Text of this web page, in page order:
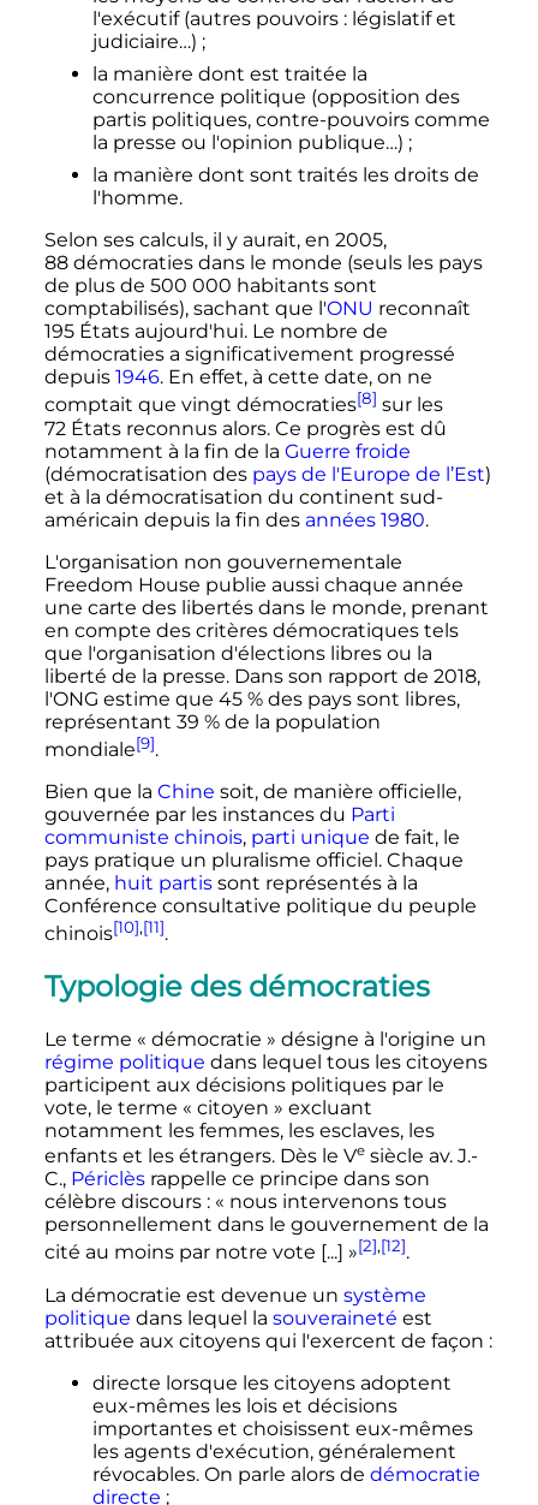
l'exécutif (autres pouvoirs : législatif et
judiciaire…) ;
la manière dont est traitée la
concurrence politique (opposition des
partis politiques, contre-pouvoirs comme
la presse ou l'opinion publique…) ;
la manière dont sont traités les droits de
l'homme.
Selon ses calculs, il y aurait, en 2005,
88 démocratiesdans le monde (seuls les pays
de plus de 500 000 habitants sont
comptabilisés), sachant que l'ONU reconnaît
195 Étatsaujourd'hui. Le nombre de
démocraties a significativement progressé
depuis 1946. En effet, à cette date, on ne
comptait que vingt démocraties[8] sur les
72 Étatsreconnus alors. Ce progrès est dû
notamment à la fin de la Guerre froide
(démocratisation des pays de l'Europe de l’Est)
et à la démocratisation du continent sud-
américain depuis la fin des années 1980.
L'organisation non gouvernementale
Freedom House publie aussi chaque année
une carte des libertés dans le monde, prenant
en compte des critères démocratiques tels
que l'organisation d'élections libres ou la
liberté de la presse. Dans son rapport de 2018,
l'ONG estime que 45 % des pays sont libres,
représentant 39 % de la population
mondiale[9].
Bien que la Chine soit, de manière officielle,
gouvernée par les instances du Parti
communiste chinois, parti unique de fait, le
pays pratique un pluralisme officiel. Chaque
année, huit partissont représentés à la
Conférence consultative politique du peuple
chinois[10],[11].
Typologie des démocraties
Le terme « démocratie » désigne à l'origine un
régime politique dans lequel tous les citoyens
participent aux décisions politiques par le
vote, le terme « citoyen » excluant
notamment les femmes, les esclaves, les
enfants et les étrangers. Dès le Ve siècle av. J.-
C., Périclèsrappelle ce principe dans son
célèbre discours : « nous intervenons tous
personnellement dans le gouvernement de la
cité au moins par notre vote [...] »[2],[12].
La démocratie est devenue un système
politique dans lequel la souveraineté est
attribuée aux citoyens qui l'exercent de façon :
directe lorsque les citoyens adoptent
eux-mêmes les lois et décisions
importantes et choisissent eux-mêmes
les agents d'exécution, généralement
révocables. On parle alors de démocratie
directe ;